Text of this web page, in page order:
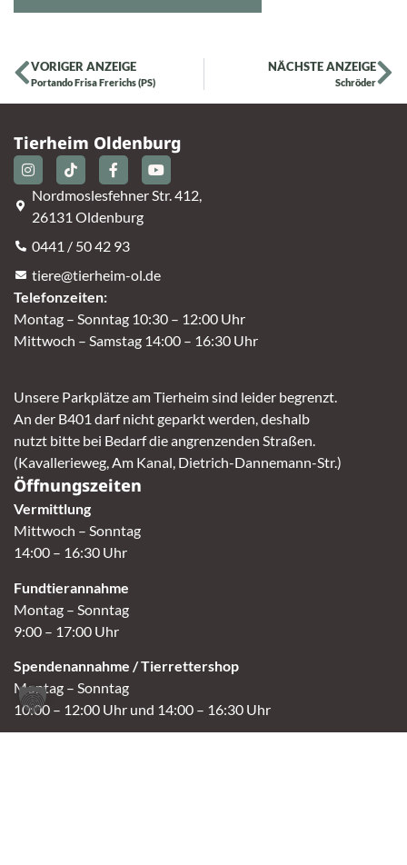
VORIGER ANZEIGE
Portando Frisa Frerichs (PS)
NÄCHSTE ANZEIGE
Schröder
Tierheim Oldenburg
Nordmoslesfehner Str. 412,
26131 Oldenburg
0441 / 50 42 93
tiere@tierheim-ol.de
Telefonzeiten:
Montag – Sonntag 10:30 – 12:00 Uhr
Mittwoch – Samstag 14:00 – 16:30 Uhr
Unsere Parkplätze am Tierheim sind leider begrenzt.
An der B401 darf nicht geparkt werden, deshalb
nutzt bitte bei Bedarf die angrenzenden Straßen.
(Kavallerieweg, Am Kanal, Dietrich-Dannemann-Str.)
Öffnungszeiten
Vermittlung
Mittwoch – Sonntag
14:00 – 16:30 Uhr
Fundtierannahme
Montag – Sonntag
9:00 – 17:00 Uhr
Spendenannahme / Tierrettershop
Montag – Sonntag
10:00 – 12:00 Uhr und 14:00 – 16:30 Uhr